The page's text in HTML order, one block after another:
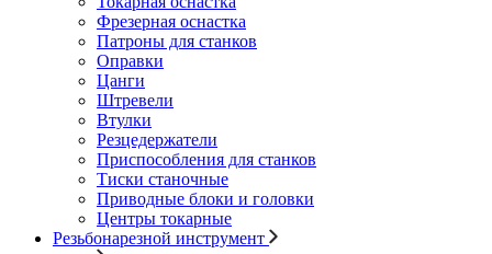
Фрезерная оснастка
Патроны для станков
Оправки
Цанги
Штревели
Втулки
Резцедержатели
Приспособления для станков
Тиски станочные
Приводные блоки и головки
Центры токарные
Резьбонарезной инструмент